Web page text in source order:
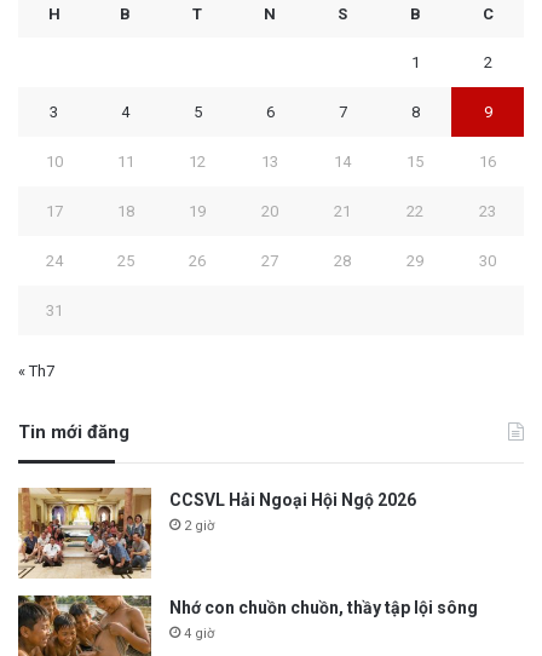
H B T N S B C
1 2
3 4 5 6 7 8 9
10 11 12 13 14 15 16
17 18 19 20 21 22 23
24 25 26 27 28 29 30
31
« Th7
Tin mới đăng
CCSVL Hải Ngoại Hội Ngộ 2026
2 giờ
Nhớ con chuồn chuồn, thầy tập lội sông
4 giờ